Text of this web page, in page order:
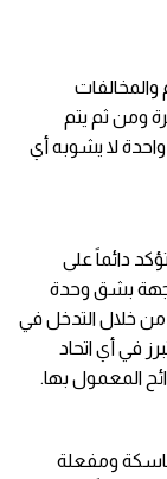
والمخالفات
ومن ثم يتم
لا يشوبه أي
دائماً على
جهة بشق وحدة
من خلال التدخل في
في أي اتحاد
المعمول بها.
ومفعلة